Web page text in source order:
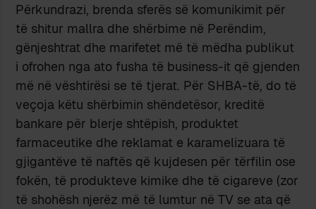
Përkundrazi, brenda sferës së komunikimit për
të shitur mallra dhe shërbime në Perëndim,
gënjeshtrat dhe marifetet më të mëdha publikut
i ofrohen nga ato fusha të business-it që gjenden
më në vështirësi se të tjerat. Për SHBA-të, do të
veçoja këtu shërbimin shëndetësor, kreditë
bankare për blerje shtëpish, produktet
farmaceutike dhe reklamat e karamelizuara të
gjigantëve të naftës që kujdesen për tërfilin ose
fokën, të produkteve kimike dhe të cigareve (zor
të shohësh njerëz më të lumtur në TV se ata që